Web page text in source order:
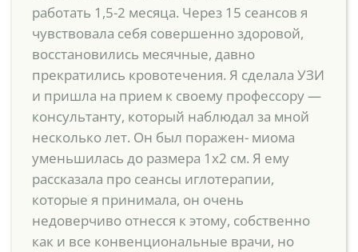
работать 1,5-2 месяца. Через 15 сеансов я
чувствовала себя совершенно здоровой,
восстановились месячные, давно
прекратились кровотечения. Я сделала УЗИ
и пришла на прием к своему профессору —
консультанту, который наблюдал за мной
несколько лет. Он был поражен- миома
уменьшилась до размера 1х2 см. Я ему
рассказала про сеансы иглотерапии,
которые я принимала, он очень
недоверчиво отнесся к этому, собственно
как и все конвенциональные врачи, но